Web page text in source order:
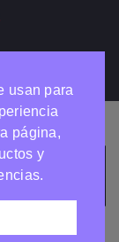
reservados
usan para
página,
y